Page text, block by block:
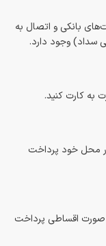
بانکی و اتصال به
سداد) وجود دارد.
به کارت کنید.
محل خود پرداخت
صورت اقساطی پرداخت